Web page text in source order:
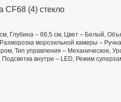
CF68 (4) стекло
Глубина – 66,5 см, Цвет – Белый,
морозильной камеры –
Тип управления – Механическое,
внутри – LED, Режим